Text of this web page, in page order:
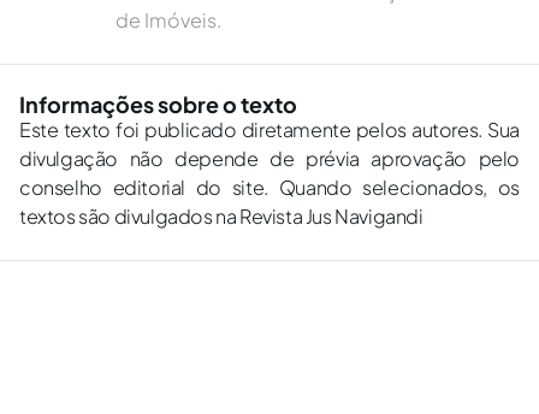
de Imóveis.
Informações sobre o texto
Este texto foi publicado diretamente pelos autores. Sua
divulgação não depende de prévia aprovação pelo
conselho editorial do site. Quando selecionados, os
textos são divulgados na Revista Jus Navigandi